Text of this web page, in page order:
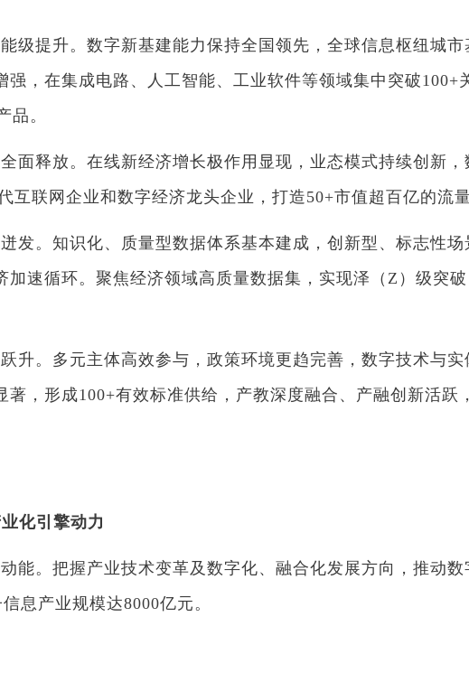
升。数字新基建能力保持全国领先，全球信息枢纽城市
强，在集成电路、人工智能、工业软件等领域集中突破100+
品。
放。在线新经济增长极作用显现，业态模式持续创新，
互联网企业和数字经济龙头企业，打造50+市值超百亿的流量
知识化、质量型数据体系基本建成，创新型、标志性场
加速循环。聚焦经济领域高质量数据集，实现泽（Z）级突
多元主体高效参与，政策环境更趋完善，数字技术与实
著，形成100+有效标准供给，产教深度融合、产融创新活跃
化引擎动力
。把握产业技术变革及数字化、融合化发展方向，推动数
息产业规模达8000亿元。